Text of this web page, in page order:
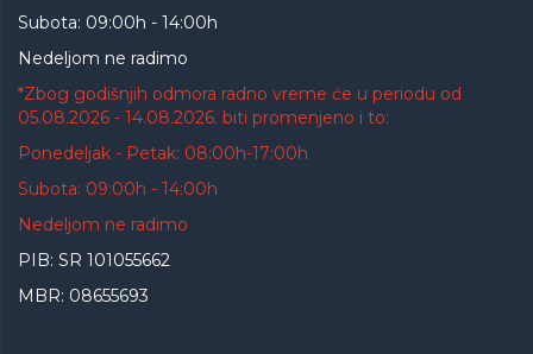
Subota: 09:00h - 14:00h
Nedeljom ne radimo
*Zbog godišnjih odmora radno vreme će u periodu od
05.08.2026 - 14.08.2026. biti promenjeno i to:
Ponedeljak - Petak: 08:00h-17:00h
Subota: 09:00h - 14:00h
Nedeljom ne radimo
PIB: SR 101055662
MBR: 08655693